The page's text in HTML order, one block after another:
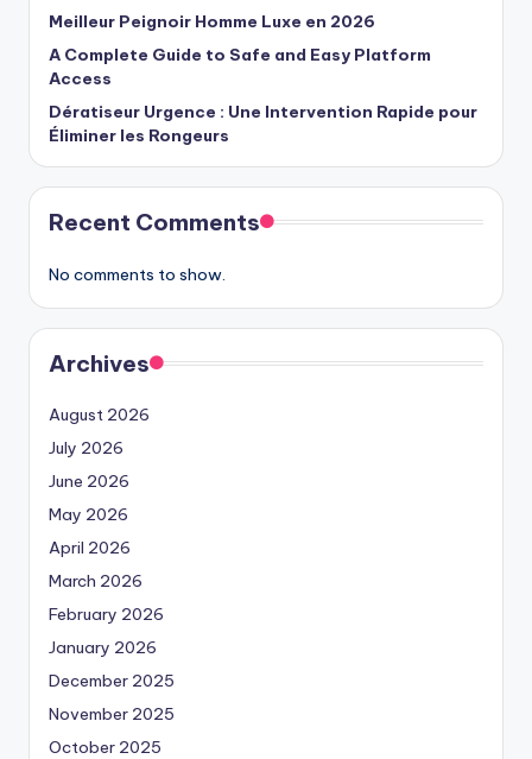
Meilleur Peignoir Homme Luxe en 2026
A Complete Guide to Safe and Easy Platform
Access
Dératiseur Urgence : Une Intervention Rapide pour
Éliminer les Rongeurs
Recent Comments
No comments to show.
Archives
August 2026
July 2026
June 2026
May 2026
April 2026
March 2026
February 2026
January 2026
December 2025
November 2025
October 2025